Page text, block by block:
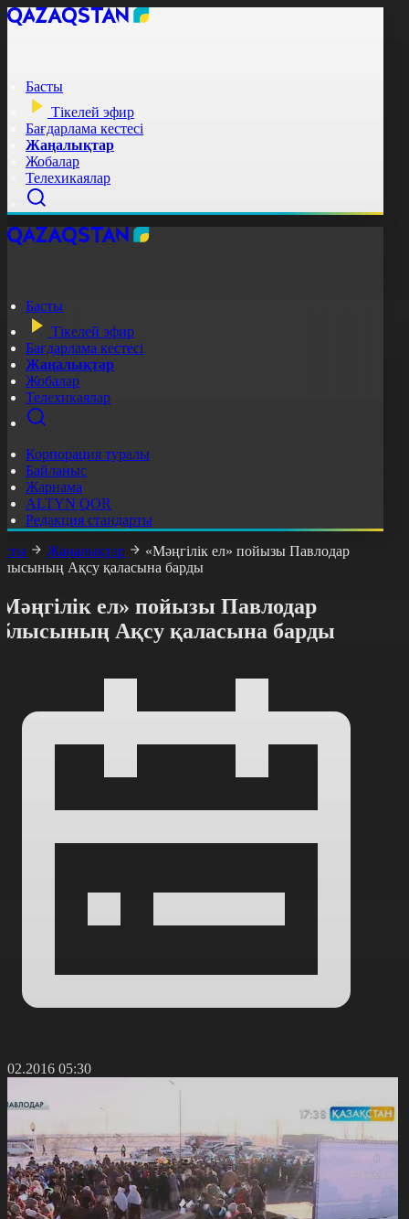
Басты
Тікелей эфир
Бағдарлама кестесі
Жаңалықтар
Жобалар
Телехикаялар
Басты
Тікелей эфир
Бағдарлама кестесі
Жаңалықтар
Жобалар
Телехикаялар
Корпорация туралы
Байланыс
Жарнама
ALTYN QOR
Редакция стандарты
Жаңалықтар
«Мәңгілік ел» пойызы Павлодар
Ақсу қаласына барды
ел» пойызы Павлодар
Ақсу қаласына барды
05:30